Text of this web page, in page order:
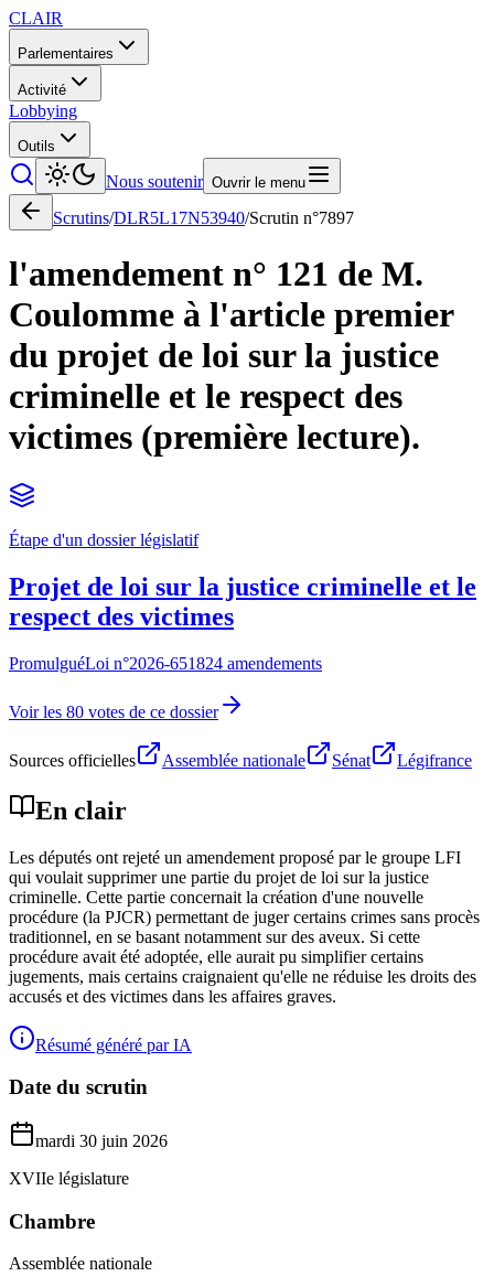
CLAIR
Parlementaires
Activité
Lobbying
Outils
Nous soutenir Ouvrir le menu
Scrutins/DLR5L17N53940/Scrutin n°7897
l'amendement n° 121 de M.
Coulomme à l'article premier
du projet de loi sur la justice
criminelle et le respect des
victimes (première lecture).
Étape d'un dossier législatif
Projet de loi sur la justice criminelle et le
respect des victimes
PromulguéLoi n°2026-651824 amendements
Voir les 80 votes de ce dossier
Sources officielles Assemblée nationale Sénat Légifrance
En clair
Les députés ont rejeté un amendement proposé par le groupe LFI
qui voulait supprimer une partie du projet de loi sur la justice
criminelle. Cette partie concernait la création d'une nouvelle
procédure (la PJCR) permettant de juger certains crimes sans procès
traditionnel, en se basant notamment sur des aveux. Si cette
procédure avait été adoptée, elle aurait pu simplifier certains
jugements, mais certains craignaient qu'elle ne réduise les droits des
accusés et des victimes dans les affaires graves.
Résumé généré par IA
Date du scrutin
mardi 30 juin 2026
XVIIe législature
Chambre
Assemblée nationale